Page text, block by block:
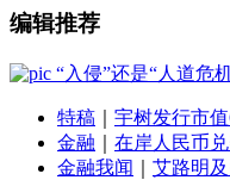
编辑推荐
“入侵”还是“人道危
特稿
宇树发行市
金融
在岸人民币
金融我闻
艾路明